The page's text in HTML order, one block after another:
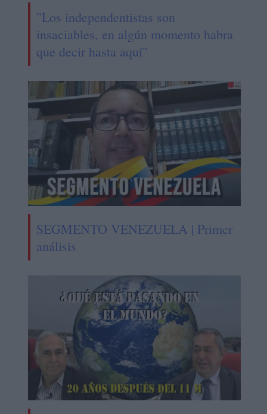
"Los independentistas son
insaciables, en algún momento habra
que decir hasta aquí"
SEGMENTO VENEZUELA | Primer
análisis